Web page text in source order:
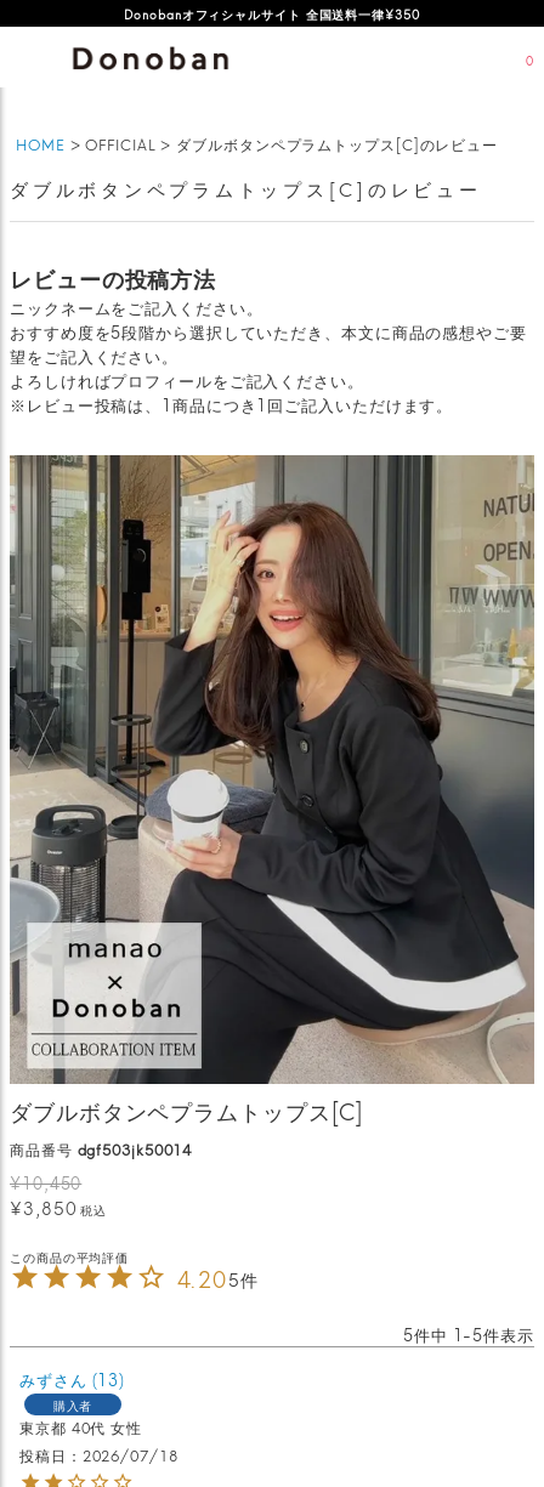
Donobanオフィシャルサイト 全国送料一律¥350
0
HOME OFFICIAL ダブルボタンペプラムトップス[C]のレビュー
ダブルボタンペプラムトップス[C]のレビュー
レビューの投稿方法
ニックネームをご記入ください。
おすすめ度を5段階から選択していただき、本文に商品の感想やご要
望をご記入ください。
よろしければプロフィールをご記入ください。
※レビュー投稿は、1商品につき1回ご記入いただけます。
ダブルボタンペプラムトップス[C]
商品番号 dgf503jk50014
¥10,450
¥3,850 税込
4.205
5件中 1 -5件表示
みず
13
購入者
東京都 40代 女性
投稿日
2026/07/18